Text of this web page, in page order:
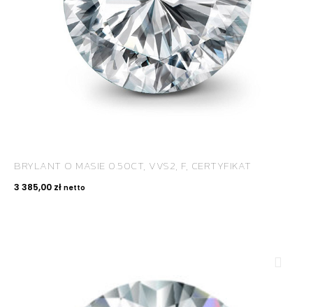
BRYLANT O MASIE 0.50CT, VVS2, F, CERTYFIKAT
3 385,00 zł netto